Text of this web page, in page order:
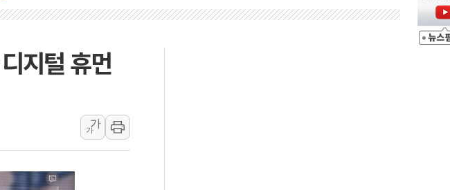
이번주 국내 주요 금융일정(8.10~8.14)
강릉·동해·삼척 시간당 최대 50㎜ 폭우…강원 동해안 강한 비 이어져
폐기물 수거하다 참변…60대 환경미화원 수거차에 치여 사망
李대통령 "결혼 때문에 손해 보는 일 없게"…'결혼 페널티' 22개 과제 손본다
여수 오동도 인근 해상서 모터보트 전복…1명 사망·1명 실종
인천 선재도 갯벌서 해루질 중 실종 60대 나흘만에 숨진 채 발견
지털 휴먼
가
가